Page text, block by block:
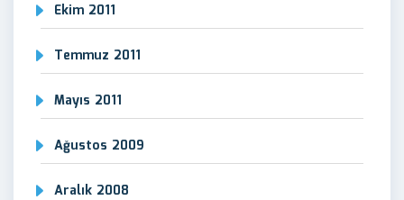
Ekim 2011
Temmuz 2011
Mayıs 2011
Ağustos 2009
Aralık 2008